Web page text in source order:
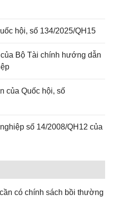
hội, số 134/2025/QH15
Bộ Tài chính hướng dẫn
của Quốc hội, số
số 14/2008/QH12 của
có chính sách bồi thường